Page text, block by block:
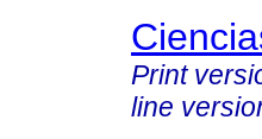
Print
line